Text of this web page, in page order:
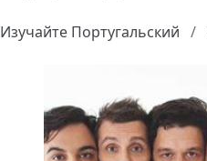
Изучайте Португальский